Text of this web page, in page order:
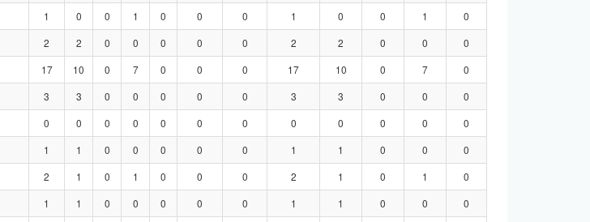
1 0 0 1 0 0 0 1 0 0 1
0
2 2 0 0 0 0 0 2 2 0 0
0
17 10 0 7 0 0 0 17 10 0 7
0
3 3 0 0 0 0 0 3 3 0 0
0
0 0 0 0 0 0 0 0 0 0 0
0
1 1 0 0 0 0 0 1 1 0 0
0
2 1 0 1 0 0 0 2 1 0 1
0
1 1 0 0 0 0 0 1 1 0 0
0